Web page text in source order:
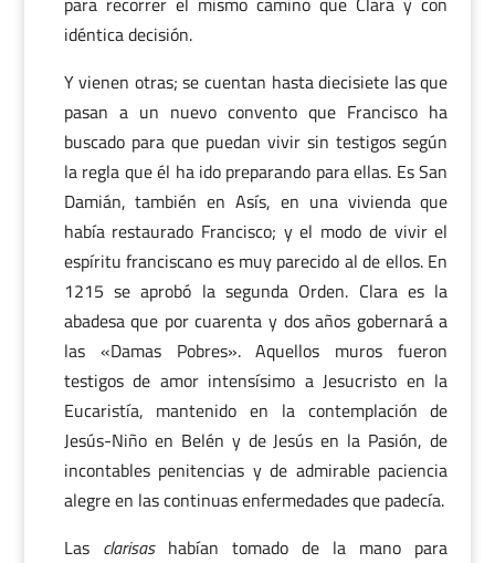
idéntica decisión.
Y vienen otras; se cuentan hasta diecisiete las que
pasan a un nuevo convento que Francisco ha
buscado para que puedan vivir sin testigos según
la regla que él ha ido preparando para ellas. Es San
Damián, también en Asís, en una vivienda que
había restaurado Francisco; y el modo de vivir el
espíritu franciscano es muy parecido al de ellos. En
1215 se aprobó la segunda Orden. Clara es la
abadesa que por cuarenta y dos años gobernará a
las «Damas Pobres». Aquellos muros fueron
testigos de amor intensísimo a Jesucristo en la
Eucaristía, mantenido en la contemplación de
Jesús-Niño en Belén y de Jesús en la Pasión, de
incontables penitencias y de admirable paciencia
alegre en las continuas enfermedades que padecía.
Las clarisashabían tomado de la mano para